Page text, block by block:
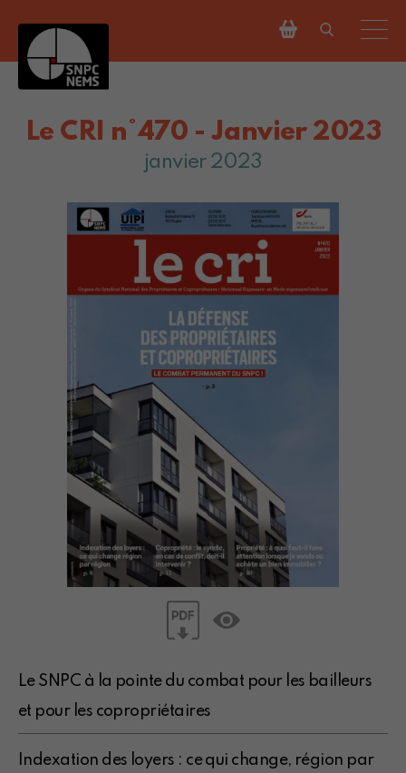
Le CRI n°470 - Janvier 2023
janvier 2023
Le SNPC à la pointe du combat pour les bailleurs
et pour les copropriétaires
Indexation des loyers : ce qui change, région par